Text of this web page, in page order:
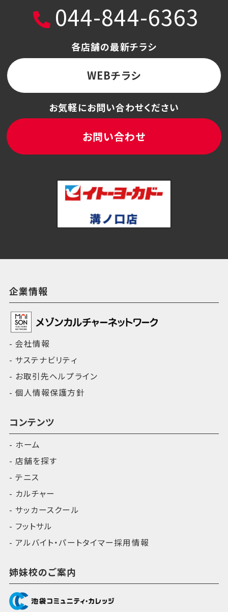
044-844-6363
各店舗の最新チラシ
WEBチラシ
お気軽にお問い合わせください
お問い合わせ
企業情報
会社情報
サステナビリティ
お取引先ヘルプライン
個人情報保護方針
コンテンツ
ホーム
店舗を探す
テニス
カルチャー
サッカースクール
フットサル
アルバイト・パートタイマー採用情報
姉妹校のご案内